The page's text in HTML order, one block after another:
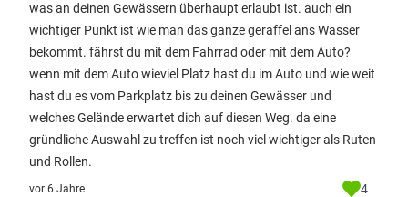
was an deinen Gewässern überhaupt erlaubt ist. auch ein
wichtiger Punkt ist wie man das ganze geraffel ans Wasser
bekommt. fährst du mit dem Fahrrad oder mit dem Auto?
wenn mit dem Auto wieviel Platz hast du im Auto und wie weit
hast du es vom Parkplatz bis zu deinen Gewässer und
welches Gelände erwartet dich auf diesen Weg. da eine
gründliche Auswahl zu treffen ist noch viel wichtiger als Ruten
und Rollen.
vor 6 Jahre 4